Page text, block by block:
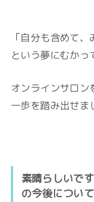
「自分も含めて
という夢にむかっ
オンラインサロン
一歩を踏み出せま
素晴らしいで
の今後につい